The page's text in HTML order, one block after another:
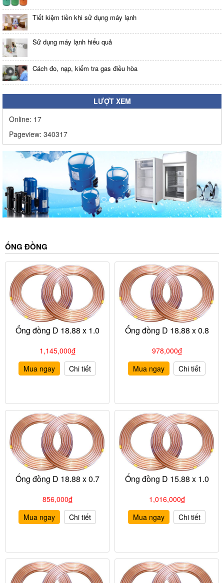
Tiết kiệm tiền khi sử dụng máy lạnh
Sử dụng máy lạnh hiểu quả
Cách đo, nạp, kiểm tra gas điều hòa
LƯỢT XEM
Online: 17
Pageview: 340317
ỐNG ĐỒNG
Ống đồng D 18.88 x 1.0
1,145,000đ
Mua ngay
Chi tiết
Ống đồng D 18.88 x 0.8
978,000đ
Mua ngay
Chi tiết
Ống đồng D 18.88 x 0.7
856,000đ
Mua ngay
Chi tiết
Ống đồng D 15.88 x 1.0
1,016,000đ
Mua ngay
Chi tiết